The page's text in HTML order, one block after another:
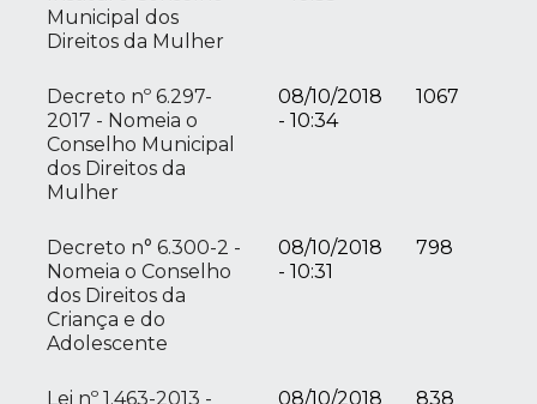
Municipal dos
Direitos da Mulher
Decreto nº 6.297-
2017 - Nomeia o
Conselho Municipal
dos Direitos da
Mulher
08/10/2018
- 10:34
1067
Decreto n° 6.300-2 -
Nomeia o Conselho
dos Direitos da
Criança e do
Adolescente
08/10/2018
- 10:31
798
Lei nº 1.463-2013 -
08/10/2018
838